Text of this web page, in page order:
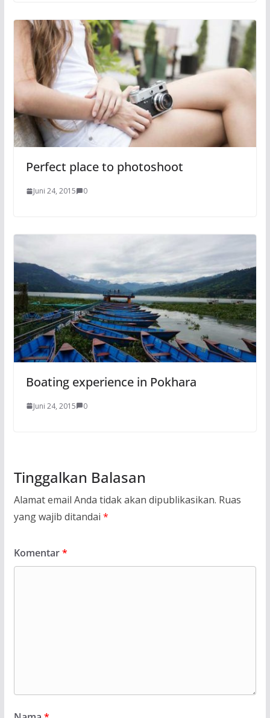
Perfect place to photoshoot
Juni 24, 2015 0
Boating experience in Pokhara
Juni 24, 2015 0
Tinggalkan Balasan
Alamat email Anda tidak akan dipublikasikan. Ruas
yang wajib ditandai *
Komentar*